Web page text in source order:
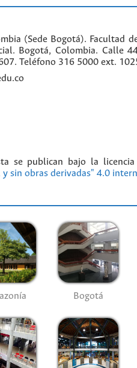
(Sede Bogotá). Facultad
Bogotá, Colombia. Calle
Teléfono 316 5000 ext.
se publican bajo la
sin obras derivadas" 4.0
Bogotá